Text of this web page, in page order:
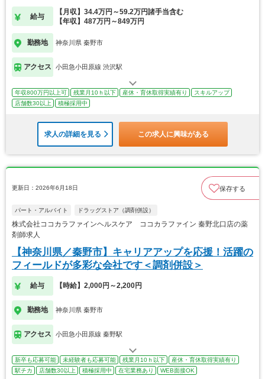
給与
【月収】34.4万円～59.2万円諸手当含む
【年収】487万円～849万円
勤務地 神奈川県 秦野市
アクセス 小田急小田原線 渋沢駅
年収800万円以上可 残業月10ｈ以下 産休・育休取得実績有り
スキルアップ
店舗数30以上
積極採用中
求人の詳細を見る この求人に興味がある
更新日：2026年6月18日 保存する
パート・アルバイト ドラッグストア（調剤併設）
株式会社ココカラファインヘルスケア ココカラファイン 秦野北口店の薬
剤師求人
【神奈川県／秦野市】キャリアアップを応援！活躍の
フィールドが多彩な会社です＜調剤併設＞
給与 【時給】2,000円～2,200円
勤務地 神奈川県 秦野市
アクセス 小田急小田原線 秦野駅
新卒も応募可能 未経験者も応募可能 残業月10ｈ以下
産休・育休取得実績有り
駅チカ
店舗数30以上 積極採用中 在宅業務あり WEB面接OK